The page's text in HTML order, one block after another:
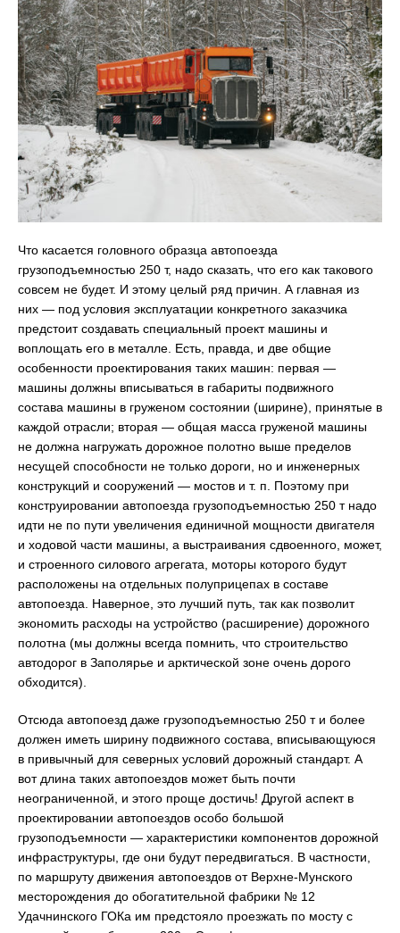
Что касается головного образца автопоезда
грузоподъемностью 250 т, надо сказать, что его как такового
совсем не будет. И этому целый ряд причин. А главная из
них — под условия эксплуатации конкретного заказчика
предстоит создавать специальный проект машины и
воплощать его в металле. Есть, правда, и две общие
особенности проектирования таких машин: первая —
машины должны вписываться в габариты подвижного
состава машины в груженом состоянии (ширине), принятые в
каждой отрасли; вторая — общая масса груженой машины
не должна нагружать дорожное полотно выше пределов
несущей способности не только дороги, но и инженерных
конструкций и сооружений — мостов и т. п. Поэтому при
конструировании автопоезда грузоподъемностью 250 т надо
идти не по пути увеличения единичной мощности двигателя
и ходовой части машины, а выстраивания сдвоенного, может,
и строенного силового агрегата, моторы которого будут
расположены на отдельных полуприцепах в составе
автопоезда. Наверное, это лучший путь, так как позволит
экономить расходы на устройство (расширение) дорожного
полотна (мы должны всегда помнить, что строительство
автодорог в Заполярье и арктической зоне очень дорого
обходится).
Отсюда автопоезд даже грузоподъемностью 250 т и более
должен иметь ширину подвижного состава, вписывающуюся
в привычный для северных условий дорожный стандарт. А
вот длина таких автопоездов может быть почти
неограниченной, и этого проще достичь! Другой аспект в
проектировании автопоездов особо большой
грузоподъемности — характеристики компонентов дорожной
инфраструктуры, где они будут передвигаться. В частности,
по маршруту движения автопоездов от Верхне-Мунского
месторождения до обогатительной фабрики № 12
Удачнинского ГОКа им предстояло проезжать по мосту с